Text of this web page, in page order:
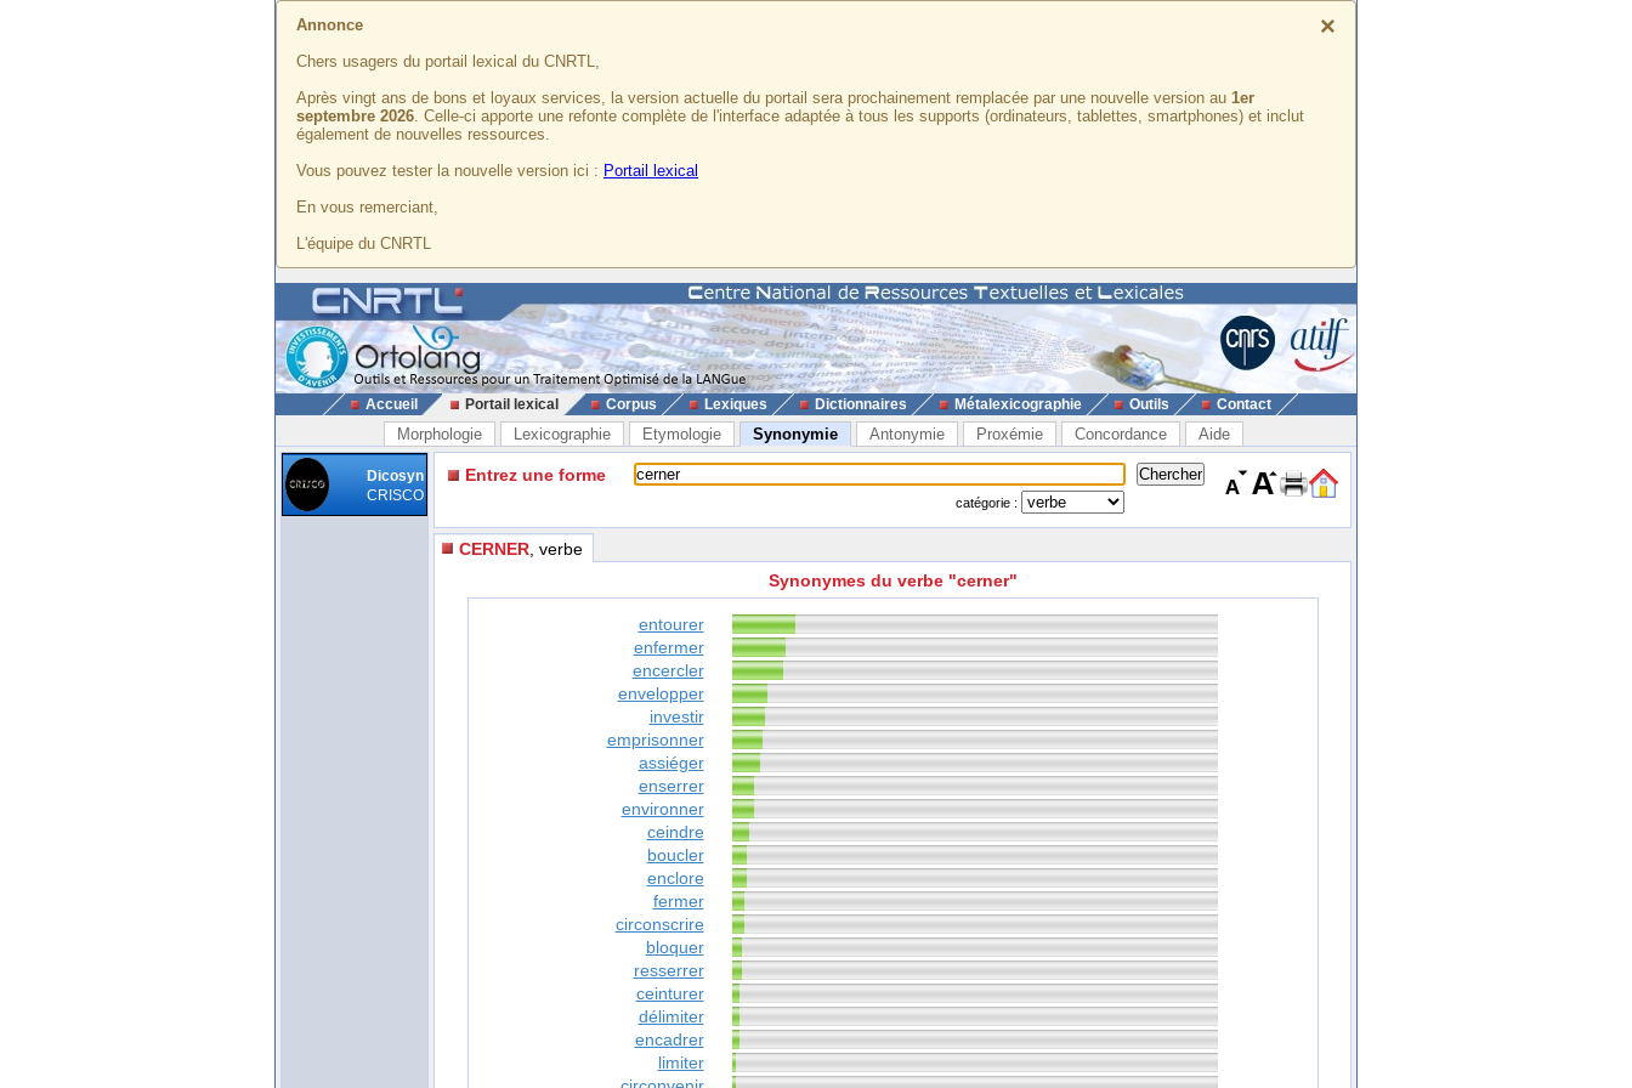
×
Annonce
Chers usagers du portail lexical du CNRTL,
Après vingt ans de bons et loyaux services, la version actuelle du portail sera prochainement remplacée par une nouvelle version au 1er
septembre 2026. Celle-ci apporte une refonte complète de l'interface adaptée à tous les supports (ordinateurs, tablettes, smartphones) et inclut
également de nouvelles ressources.
Vous pouvez tester la nouvelle version ici : Portail lexical
En vous remerciant,
L'équipe du CNRTL
Accueil Portail lexical Corpus Lexiques Dictionnaires Métalexicographie Outils Contact
Morphologie Lexicographie Etymologie Synonymie Antonymie Proxémie Concordance Aide
Dicosyn
CRISCO
Entrez une forme
catégorie :
CERNER , verbe
Synonymes du verbe "cerner"
entourer
enfermer
encercler
envelopper
investir
emprisonner
assiéger
enserrer
environner
ceindre
boucler
enclore
fermer
circonscrire
bloquer
resserrer
ceinturer
délimiter
encadrer
limiter